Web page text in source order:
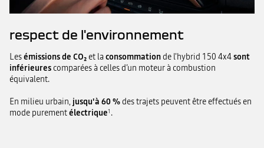
respect de l'environnement
Lesémissions de CO₂ et laconsommationde l'hybrid 150 4x4sont
inférieures comparées à celles d’un moteur à combustion
équivalent.
En milieu urbain, jusqu'à 60 %des trajets peuvent être effectués en
mode purementélectrique1 .